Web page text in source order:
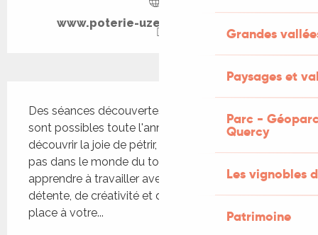
Grandes
Paysages et
Parc -
Quercy
Les vignobles
Patrimoine
www.poterie-uzech-artisanat.com
Des séances découvertes privées ou en famille
sont possibles toute l'année. Vous pourrez
découvrir la joie de pétrir, de faire vos premiers
pas dans le monde du tournage, du modelage et
apprendre à travailler avec la terre. Moment de
détente, de créativité et de découverte... Laissez
place à votre...